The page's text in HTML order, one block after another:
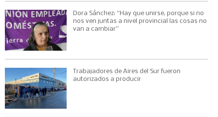
Dora Sánchez: “Hay que unirse, porque si no
nos ven juntas a nivel provincial las cosas no
van a cambiar”
Trabajadores de Aires del Sur fueron
autorizados a producir